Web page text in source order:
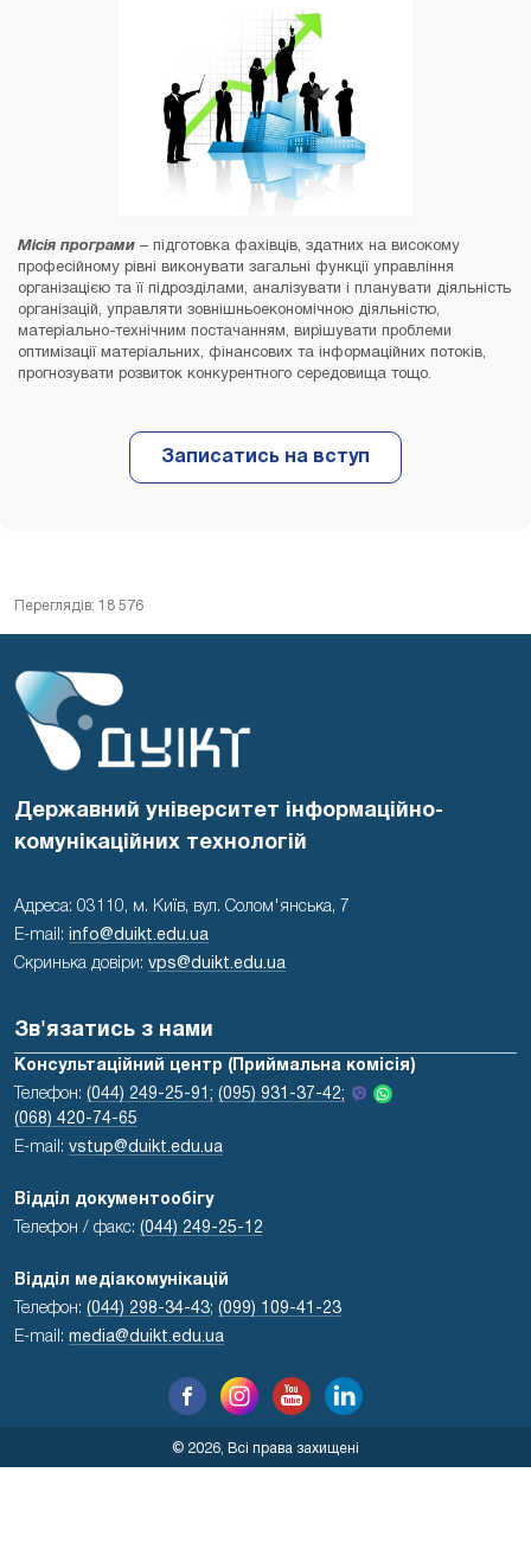
Місія програми – підготовка фахівців, здатних на високому
професійному рівні виконувати загальні функції управління
організацією та її підрозділами, аналізувати і планувати діяльність
організацій, управляти зовнішньоекономічною діяльністю,
матеріально-технічним постачанням, вирішувати проблеми
оптимізації матеріальних, фінансових та інформаційних потоків,
прогнозувати розвиток конкурентного середовища тощо.
Переглядів: 18 576
Державний університет інформаційно-
комунікаційних технологій
Адреса: 03110, м. Київ, вул. Солом'янська, 7
E-mail: info@duikt.edu.ua
Скринька довіри: vps@duikt.edu.ua
Зв'язатись з нами
Консультаційний центр (Приймальна комісія)
Телефон: (044) 249-25-91; (095) 931-37-42;
(068) 420-74-65
E-mail: vstup@duikt.edu.ua
Відділ документообігу
Телефон / факс: (044) 249-25-12
Відділ медіакомунікацій
Телефон: (044) 298-34-43; (099) 109-41-23
E-mail: media@duikt.edu.ua
© 2026, Всі права захищені